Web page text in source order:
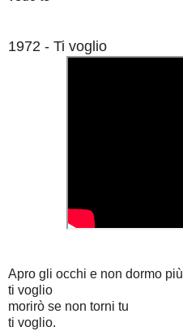
1972 - Ti voglio
Apro gli occhi e non dormo più
ti voglio
morirò se non torni tu
ti voglio.